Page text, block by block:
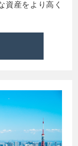
資産をより高く